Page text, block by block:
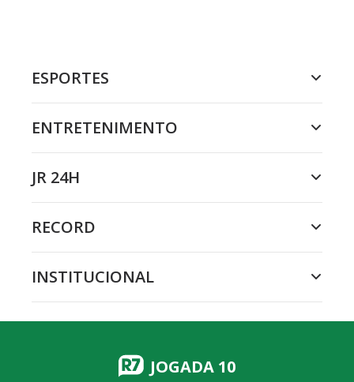
ESPORTES
ENTRETENIMENTO
JR 24H
RECORD
INSTITUCIONAL
JOGADA 10